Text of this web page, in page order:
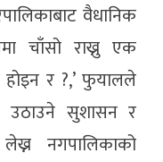
वैधानिक
चाँसो राख्नु एक
होइन र ?,’ फुयालले
उठाउने सुशासन र
लेख्न नगपालिकाको